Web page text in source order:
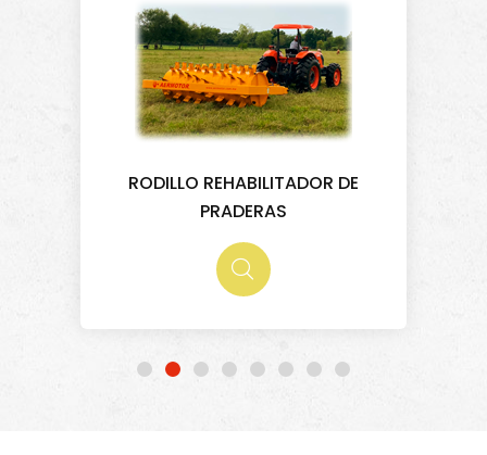
RODILLO REHABILITADOR DE
PRADERAS